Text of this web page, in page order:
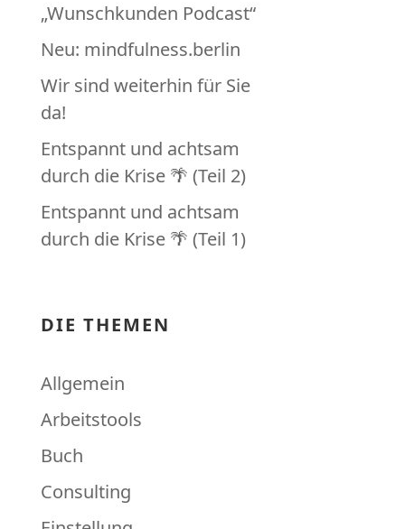
„Wunschkunden Podcast“
Neu: mindfulness.berlin
Wir sind weiterhin für Sie
da!
Entspannt und achtsam
durch die Krise 🌴 (Teil 2)
Entspannt und achtsam
durch die Krise 🌴 (Teil 1)
DIE THEMEN
Allgemein
Arbeitstools
Buch
Consulting